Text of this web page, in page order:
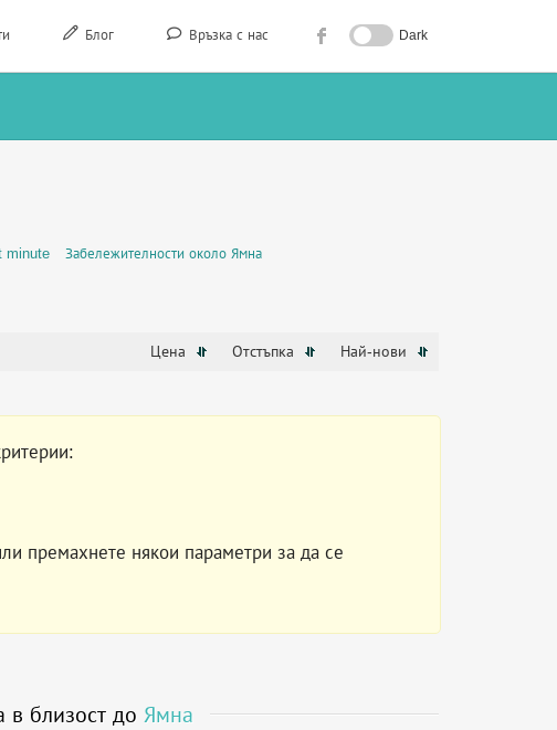
Блог Връзка с нас Dark
minute Забележителности около Ямна
Цена Отстъпка Най-нови
премахнете някои параметри за да се
в близост до Ямна